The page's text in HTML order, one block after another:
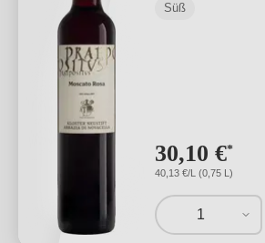
Süß
30,10 €*
40,13 €/L (0,75 L)
1